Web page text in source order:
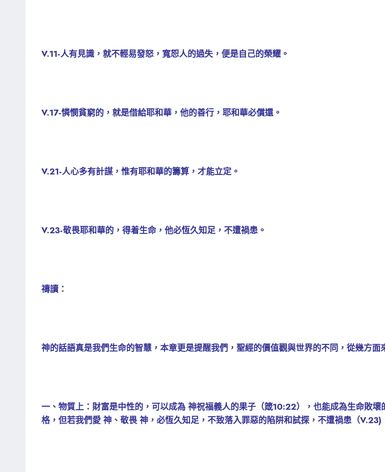
V.11-人有見識，就不輕易發怒，寬恕人的過失，便是自己的榮耀。
V.17-憐憫貧窮的，就是借給耶和華，他的善行，耶和華必償還。
V.21-人心多有計謀，惟有耶和華的籌算，才能立定。
V.23-敬畏耶和華的，得着生命，他必恆久知足，不遭禍患。
禱讀：
神的話語真是我們生命的智慧，本章更是提醒我們，聖經的價值觀與世界的不同，從幾方面
一、物質上：財富是中性的，可以成為 神祝福義人的果子（箴10:22），也能成為生命敗
格，但若我們愛 神、敬畏 神，必恆久知足，不致落入罪惡的陷阱和試探，不遭禍患（V.23)